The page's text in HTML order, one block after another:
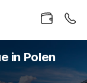
in Polen